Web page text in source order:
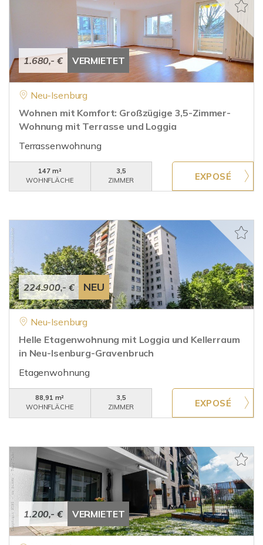
1.680,- € VERMIETET
Neu-Isenburg
Wohnen mit Komfort: Großzügige 3,5-Zimmer-
Wohnung mit Terrasse und Loggia
Terrassenwohnung
147 m²
WOHNFLÄCHE
3,5
ZIMMER
224.900,- € NEU
Neu-Isenburg
Helle Etagenwohnung mit Loggia und Kellerraum
in Neu-Isenburg-Gravenbruch
Etagenwohnung
88,91 m²
WOHNFLÄCHE
3,5
ZIMMER
1.200,- € VERMIETET